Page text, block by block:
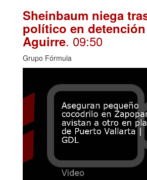
Sheinbaum niega
político en
Aguirre. 09:50
Grupo Fórmula